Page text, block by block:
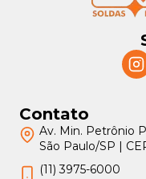
Contato
Av. Min. Petrônio
São Paulo/SP |
(11) 3975-6000